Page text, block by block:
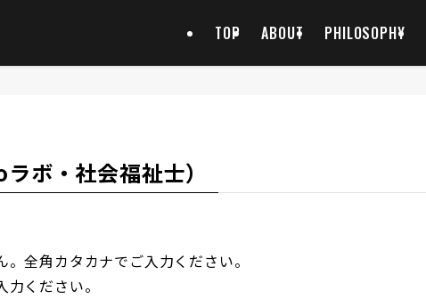
TOP ABOUT PHILOSOPHY
ボ・社会福祉士）
全角カタカナでご入力ください。
ください。